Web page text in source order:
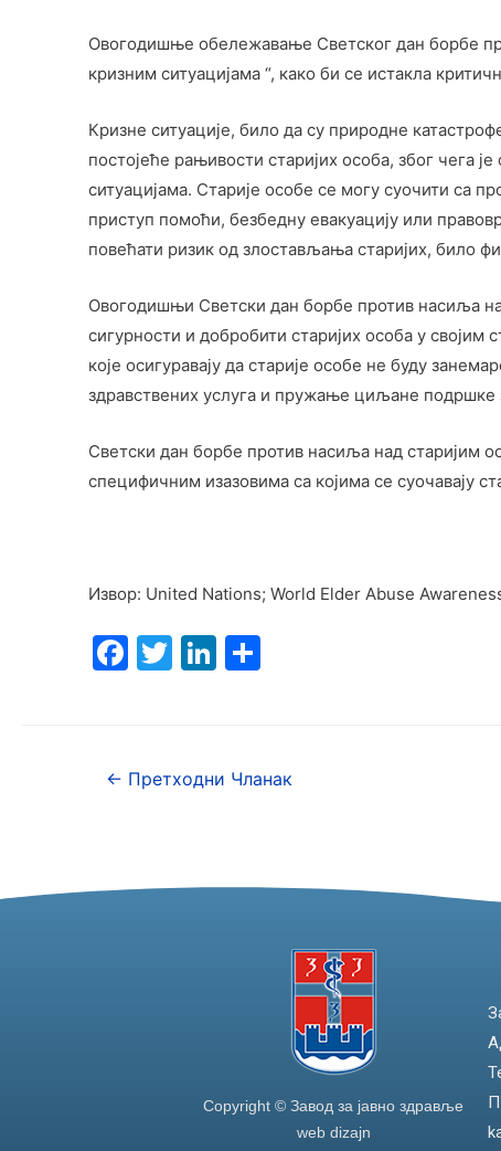
Oвогодишње обележавање Светског дан борбе
кризним ситуацијама “, како би се истакла
Кризне ситуације, било да су природне
постојеће рањивости старијих особа, због чега
ситуацијама. Старије особе се могу суочити са
приступ помоћи, безбедну евакуацију или
повећати ризик од злостављања старијих, било
Овогодишњи Светски дан борбе против насиља
сигурности и добробити старијих особа у својим
које осигуравају да старије особе не буду
здравствених услуга и пружање циљане
Светски дан борбе против насиља над старијим
специфичним изазовима са којима се суочавају
Извор: United Nations; World Elder Abuse
F
b
k
T Li
dI
S
← Претходни Чланак
Copyright © Завод за јавно здравље
web dizajn